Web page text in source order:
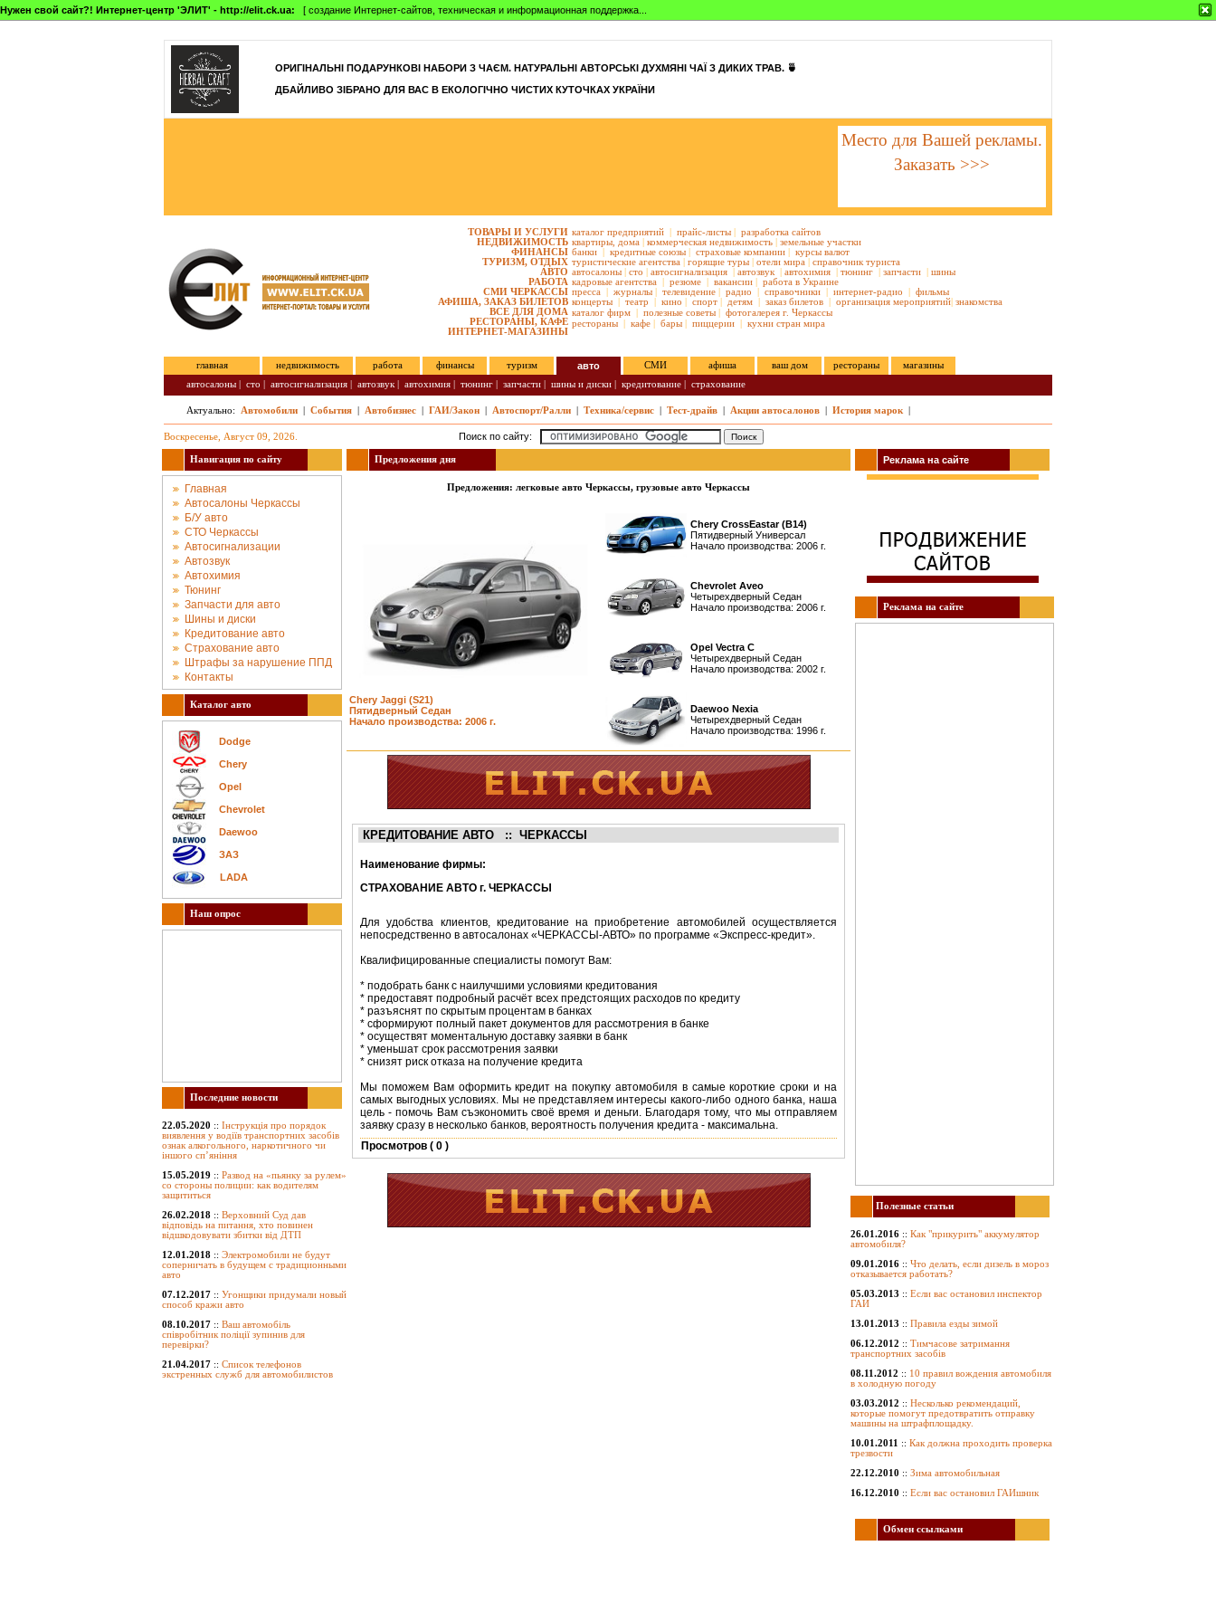
Нужен свой сайт?! Интернет-центр 'ЭЛИТ' - http://elit.ck.ua: [ создание Интернет-сайтов, техническая и информационная поддержка...
]
ОРИГІНАЛЬНІ ПОДАРУНКОВІ НАБОРИ З ЧАЄМ. НАТУРАЛЬНІ АВТОРСЬКІ ДУХМЯНІ ЧАЇ З ДИКИХ ТРАВ. 🍵
ДБАЙЛИВО ЗІБРАНО ДЛЯ ВАС В ЕКОЛОГІЧНО ЧИСТИХ КУТОЧКАХ УКРАЇНИ
Место для Вашей рекламы.
Заказать >>>
ТОВАРЫ И УСЛУГИ
НЕДВИЖИМОСТЬ
ФИНАНСЫ
ТУРИЗМ, ОТДЫХ
АВТО
РАБОТА
СМИ ЧЕРКАССЫ
АФИША, ЗАКАЗ БИЛЕТОВ
ВСЕ ДЛЯ ДОМА
РЕСТОРАНЫ, КАФЕ
ИНТЕРНЕТ-МАГАЗИНЫ
каталог предприятий | прайс-листы | разработка сайтов
квартиры, дома | коммерческая недвижимость | земельные участки
банки | кредитные союзы | страховые компании | курсы валют
туристические агентства | горящие туры | отели мира | справочник туриста
автосалоны | сто | автосигнализация | автозвук | автохимия | тюнинг | запчасти | шины
кадровые агентства | резюме | вакансии | работа в Украине
пресса | журналы | телевидение | радио | справочники | интернет-радио | фильмы
концерты | театр | кино | спорт | детям | заказ билетов | организация мероприятий| знакомства
каталог фирм | полезные советы | фотогалерея г. Черкассы
рестораны | кафе | бары | пиццерии | кухни стран мира
главная недвижимость работа финансы туризм авто СМИ афиша ваш дом рестораны
магазины
автосалоны
сто автосигнализация автозвук автохимия тюнинг запчасти шины и диски кредитование страхование
Актуально: Автомобили | События | Автобизнес | ГАИ/Закон | Автоспорт/Ралли | Техника/сервис | Тест-драйв | Акции автосалонов | История марок |
Воскресенье, Август 09, 2026. Поиск по сайту:
Навигация по сайту
Главная
Автосалоны Черкассы
Б/У авто
СТО Черкассы
Автосигнализации
Автозвук
Автохимия
Тюнинг
Запчасти для авто
Шины и диски
Кредитование авто
Страхование авто
Штрафы за нарушение ППД
Контакты
Каталог авто
Dodge
Chery
Opel
Chevrolet
Daewoo
ЗАЗ
LADA
Наш опрос
Последние новости
22.05.2020 :: Інструкція про порядок
виявлення у водіїв транспортних засобів
ознак алкогольного, наркотичного чи
іншого сп’яніння
15.05.2019 :: Развод на «пьянку за рулем»
со стороны полиции: как водителям
защититься
26.02.2018 :: Верховний Суд дав
відповідь на питання, хто повинен
відшкодовувати збитки від ДТП
12.01.2018 :: Электромобили не будут
соперничать в будущем с традиционными
авто
07.12.2017 :: Угонщики придумали новый
способ кражи авто
08.10.2017 :: Ваш автомобіль
співробітник поліції зупинив для
перевірки?
21.04.2017 :: Список телефонов
экстренных служб для автомобилистов
Предложения дня
Предложения: легковые авто Черкассы, грузовые авто Черкассы
Chery Jaggi (S21)
Пятидверный Седан
Начало производства: 2006 г.
Chery CrossEastar (B14)
Пятидверный Универсал
Начало производства: 2006 г.
Chevrolet Aveo
Четырехдверный Седан
Начало производства: 2006 г.
Opel Vectra C
Четырехдверный Седан
Начало производства: 2002 г.
Daewoo Nexia
Четырехдверный Седан
Начало производства: 1996 г.
КРЕДИТОВАНИЕ АВТО :: ЧЕРКАССЫ
Наименование фирмы:
СТРАХОВАНИЕ АВТО г. ЧЕРКАССЫ
Для удобства клиентов, кредитование на приобретение автомобилей осуществляется
непосредственно в автосалонах «ЧЕРКАССЫ-АВТО» по программе «Экспресс-кредит».
Квалифицированные специалисты помогут Вам:
* подобрать банк с наилучшими условиями кредитования
* предоставят подробный расчёт всех предстоящих расходов по кредиту
* разъяснят по скрытым процентам в банках
* сформируют полный пакет документов для рассмотрения в банке
* осуществят моментальную доставку заявки в банк
* уменьшат срок рассмотрения заявки
* снизят риск отказа на получение кредита
Мы поможем Вам оформить кредит на покупку автомобиля в самые короткие сроки и на
самых выгодных условиях. Мы не представляем интересы какого-либо одного банка, наша
цель - помочь Вам съэкономить своё время и деньги. Благодаря тому, что мы отправляем
заявку сразу в несколько банков, вероятность получения кредита - максимальна.
Просмотров ( 0 )
Реклама на сайте
Реклама на сайте
Полезные статьи
26.01.2016 :: Как "прикурить" аккумулятор
автомобиля?
09.01.2016 :: Что делать, если дизель в мороз
отказывается работать?
05.03.2013 :: Если вас остановил инспектор
ГАИ
13.01.2013 :: Правила езды зимой
06.12.2012 :: Тимчасове затримання
транспортних засобів
08.11.2012 :: 10 правил вождения автомобиля
в холодную погоду
03.03.2012 :: Несколько рекомендаций,
которые помогут предотвратить отправку
машины на штрафплощадку.
10.01.2011 :: Как должна проходить проверка
трезвости
22.12.2010 :: Зима автомобильная
16.12.2010 :: Если вас остановил ГАИшник
Обмен ссылками